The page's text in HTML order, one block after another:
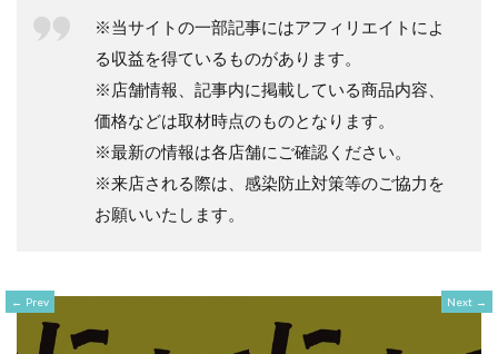
※当サイトの一部記事にはアフィリエイトによ
る収益を得ているものがあります。
※店舗情報、記事内に掲載している商品内容、
価格などは取材時点のものとなります。
※最新の情報は各店舗にご確認ください。
※来店される際は、感染防止対策等のご協力を
お願いいたします。
Prev Next